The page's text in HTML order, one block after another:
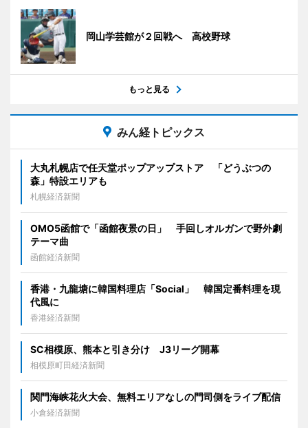
岡山学芸館が２回戦へ 高校野球
もっと見る
みん経トピックス
大丸札幌店で任天堂ポップアップストア 「どうぶつの
森」特設エリアも
札幌経済新聞
OMO5函館で「函館夜景の日」 手回しオルガンで野外劇
テーマ曲
函館経済新聞
香港・九龍塘に韓国料理店「Social」 韓国定番料理を現
代風に
香港経済新聞
SC相模原、熊本と引き分け J3リーグ開幕
相模原町田経済新聞
関門海峡花火大会、無料エリアなしの門司側をライブ配信
小倉経済新聞